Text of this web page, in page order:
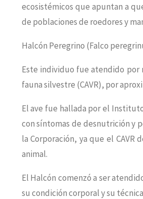
ecosistémicos que apuntan a
de poblaciones de roedores y
Halcón Peregrino (Falco
Este individuo fue atendido por
fauna silvestre (CAVR), por
El ave fue hallada por el
con síntomas de desnutrición y
la Corporación, ya que el
animal.
El Halcón comenzó a ser
su condición corporal y su